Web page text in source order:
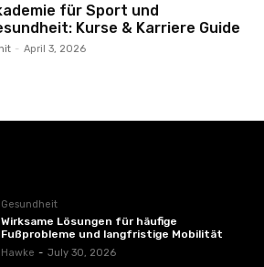
für Sport und
Kurse & Karriere Guide
- April 3, 2026
Gesundheit
Wirksame Lösungen für häufige
Fußprobleme und langfristige Mobilität
Hawke - July 30, 2026